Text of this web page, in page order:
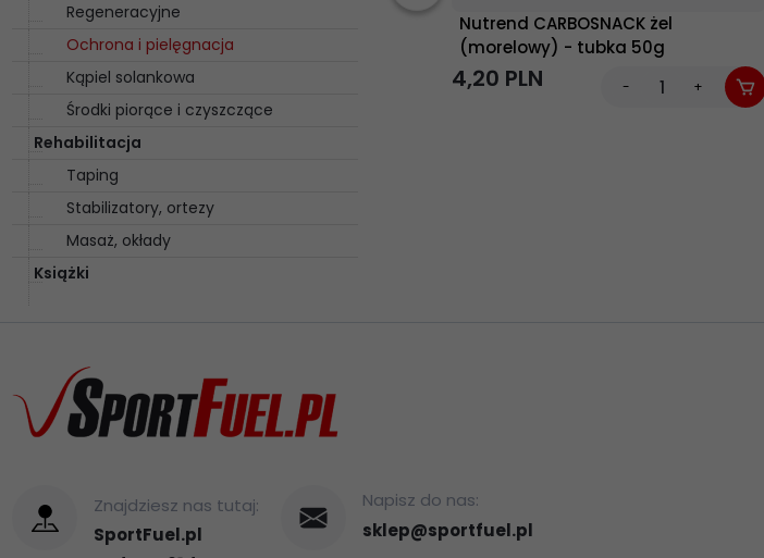
Regeneracyjne
Ochrona i pielęgnacja
Kąpiel solankowa
Środki piorące i czyszczące
Rehabilitacja
Taping
Stabilizatory, ortezy
Masaż, okłady
Książki
Nutrend CARBOSNACK żel
(morelowy) - tubka 50g
4,20 PLN - +
Znajdziesz nas tutaj:
SportFuel.pl
Napisz do nas:
sklep@sportfuel.pl